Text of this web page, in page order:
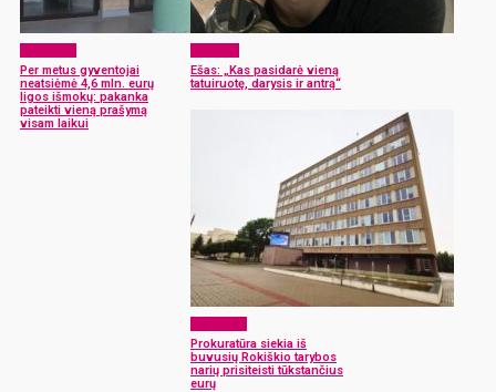
Per metus gyventojai
neatsiėmė 4,6 mln. eurų
ligos išmokų: pakanka
pateikti vieną prašymą
visam laikui
Ešas: „Kas pasidarė vieną
tatuiruotę, darysis ir antrą“
Prokuratūra siekia iš
buvusių Rokiškio tarybos
narių prisiteisti tūkstančius
eurų